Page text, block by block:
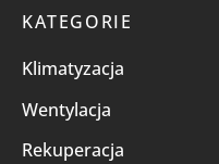
KATEGORIE
Klimatyzacja
Wentylacja
Rekuperacja